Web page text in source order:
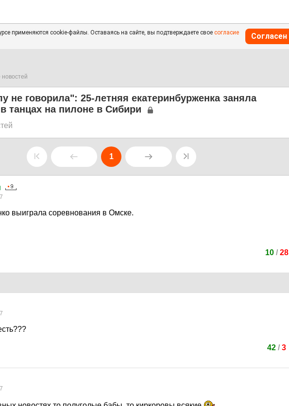
применяются cookie-файлы. Оставаясь на сайте, вы подтверждаете свое согласие
Согласен
не говорила": 25-летняя екатеринбурженка заняла
танцах на пилоне в Сибири
1
выиграла соревнования в Омске.
10/ 28
42 / 3